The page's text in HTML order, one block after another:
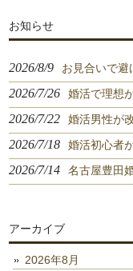
お知らせ
2026/8/9 お見合いで避
2026/7/26 婚活で理想
2026/7/22 婚活男性が
2026/7/18 婚活初心者
2026/7/14 名古屋豊田
アーカイブ
2026年8月